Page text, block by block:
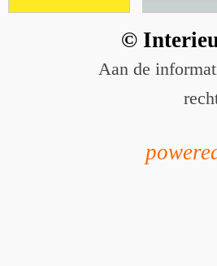
©
Aan de